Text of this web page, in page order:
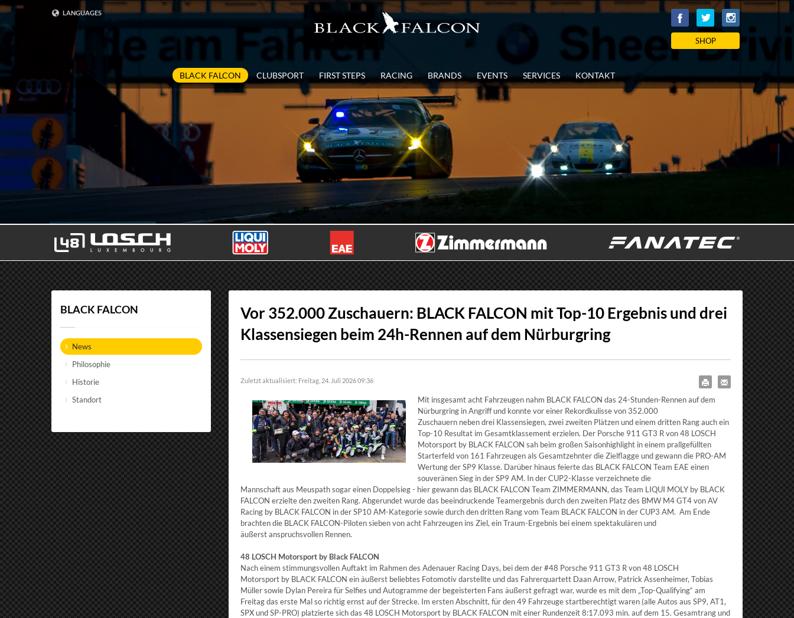
SHOP
LANGUAGES
BLACK FALCON CLUBSPORT FIRST STEPS RACING BRANDS EVENTS SERVICES KONTAKT
BLACK FALCON
News
Philosophie
Historie
Standort
Vor 352.000 Zuschauern: BLACK FALCON mit Top-10 Ergebnis und drei
Klassensiegen beim 24h-Rennen auf dem Nürburgring
Zuletzt aktualisiert: Freitag, 24. Juli 2026 09:36
Mit insgesamt acht Fahrzeugen nahm BLACK FALCON das 24-Stunden-Rennen auf dem
Nürburgring in Angriff und konnte vor einer Rekordkulisse von 352.000
Zuschauern neben drei Klassensiegen, zwei zweiten Plätzen und einem dritten Rang auch ein
Top-10 Resultat im Gesamtklassement erzielen. Der Porsche 911 GT3 R von 48 LOSCH
Motorsport by BLACK FALCON sah beim großen Saisonhighlight in einem prallgefüllten
Starterfeld von 161 Fahrzeugen als Gesamtzehnter die Zielflagge und gewann die PRO-AM
Wertung der SP9 Klasse. Darüber hinaus feierte das BLACK FALCON Team EAE einen
souveränen Sieg in der SP9 AM. In der CUP2-Klasse verzeichnete die
Mannschaft aus Meuspath sogar einen Doppelsieg - hier gewann das BLACK FALCON Team ZIMMERMANN, das Team LIQUI MOLY by BLACK
FALCON erzielte den zweiten Rang. Abgerundet wurde das beeindruckende Teamergebnis durch den zweiten Platz des BMW M4 GT4 von AV
Racing by BLACK FALCON in der SP10 AM-Kategorie sowie durch den dritten Rang vom Team BLACK FALCON in der CUP3 AM. Am Ende
brachten die BLACK FALCON-Piloten sieben von acht Fahrzeugen ins Ziel, ein Traum-Ergebnis bei einem spektakulären und
äußerst anspruchsvollen Rennen.
48 LOSCH Motorsport by Black FALCON
Nach einem stimmungsvollen Auftakt im Rahmen des Adenauer Racing Days, bei dem der #48 Porsche 911 GT3 R von 48 LOSCH
Motorsport by BLACK FALCON ein äußerst beliebtes Fotomotiv darstellte und das Fahrerquartett Daan Arrow, Patrick Assenheimer, Tobias
Müller sowie Dylan Pereira für Selfies und Autogramme der begeisterten Fans äußerst gefragt war, wurde es mit dem „Top-Qualifying“ am
Freitag das erste Mal so richtig ernst auf der Strecke. Im ersten Abschnitt, für den 49 Fahrzeuge startberechtigt waren (alle Autos aus SP9, AT1,
SPX und SP-PRO) platzierte sich das 48 LOSCH Motorsport by BLACK FALCON mit einer Rundenzeit 8:17.093 min. auf dem 15. Gesamtrang und